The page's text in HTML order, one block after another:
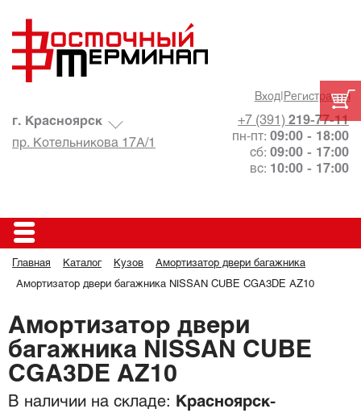
Вход| Регистрация
+7 (391) 219-77-11
пн-пт: 09:00 - 18:00
сб: 09:00 - 17:00
вс: 10:00 - 17:00
г. Красноярск
пр. Котельникова 17А/1
Главная Каталог Кузов Амортизатор двери багажника
Амортизатор двери багажника NISSAN CUBE CGA3DE AZ10
Амортизатор двери
багажника NISSAN CUBE
CGA3DE AZ10
В наличии на складе:
Красноярск-